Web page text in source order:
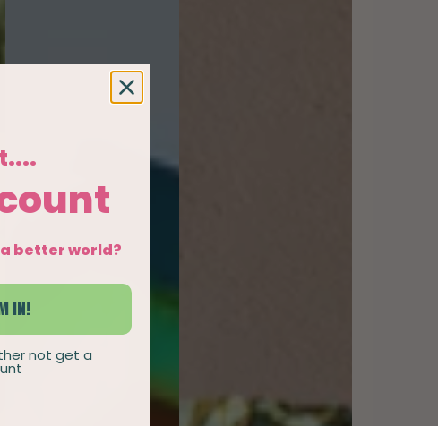
en
better world?
IN!
not get a